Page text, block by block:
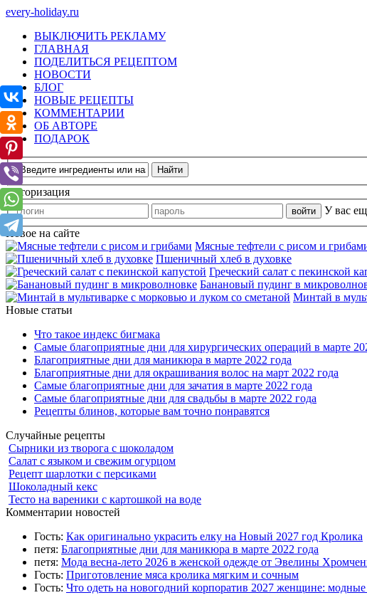
every-holiday.ru
ВЫКЛЮЧИТЬ РЕКЛАМУ
ГЛАВНАЯ
ПОДЕЛИТЬСЯ РЕЦЕПТОМ
НОВОСТИ
БЛОГ
НОВЫЕ РЕЦЕПТЫ
КОММЕНТАРИИ
ОБ АВТОРЕ
ПОДАРОК
Авторизация
У вас
Новое на сайте
Мясные тефтели с рисом и
Пшеничный хлеб в духовке
Греческий салат с пекинской
Банановый пудинг в
Минтай в
Новые статьи
Что такое индекс бигмака
Самые благоприятные дни для хирургических операций в марте
Благоприятные дни для маникюра в марте 2022 года
Благоприятные дни для окрашивания волос на март 2022 года
Самые благоприятные дни для зачатия в марте 2022 года
Самые благоприятные дни для свадьбы в марте 2022 года
Рецепты блинов, которые вам точно понравятся
Случайные рецепты
Сырники из творога с шоколадом
Салат с языком и свежим огурцом
Рецепт шарлотки с персиками
Шоколадный кекс
Тесто на вареники с картошкой на воде
Комментарии новостей
Гость: Как оригинально украсить елку на Новый 2027 год Кролика
петя: Благоприятные дни для маникюра в марте 2022 года
петя: Мода весна-лето 2026 в женской одежде от Эвелины
Гость: Приготовление мяса кролика мягким и сочным
Гость: Что одеть на новогодний корпоратив 2027 женщине: